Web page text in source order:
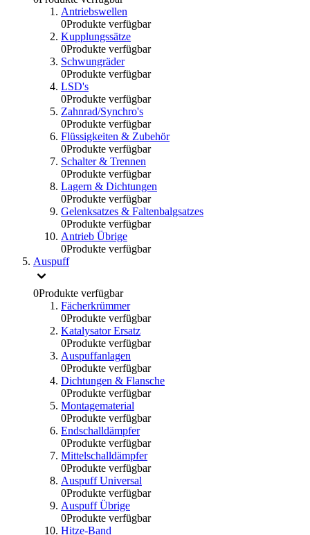
Antriebswellen
0Produkte verfügbar
Kupplungssätze
0Produkte verfügbar
Schwungräder
0Produkte verfügbar
LSD's
0Produkte verfügbar
Zahnrad/Synchro's
0Produkte verfügbar
Flüssigkeiten & Zubehör
0Produkte verfügbar
Schalter & Trennen
0Produkte verfügbar
Lagern & Dichtungen
0Produkte verfügbar
Gelenksatzes & Faltenbalgsatzes
0Produkte verfügbar
Antrieb Übrige
0Produkte verfügbar
Auspuff
0Produkte verfügbar
Fächerkrümmer
0Produkte verfügbar
Katalysator Ersatz
0Produkte verfügbar
Auspuffanlagen
0Produkte verfügbar
Dichtungen & Flansche
0Produkte verfügbar
Montagematerial
0Produkte verfügbar
Endschalldämpfer
0Produkte verfügbar
Mittelschalldämpfer
0Produkte verfügbar
Auspuff Universal
0Produkte verfügbar
Auspuff Übrige
0Produkte verfügbar
Hitze-Band